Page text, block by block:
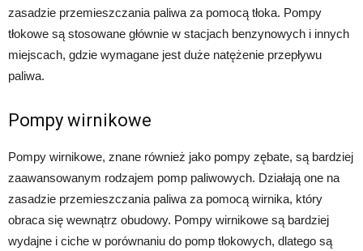
zasadzie przemieszczania paliwa za pomocą tłoka. Pompy
tłokowe są stosowane głównie w stacjach benzynowych i innych
miejscach, gdzie wymagane jest duże natężenie przepływu
paliwa.
Pompy wirnikowe
Pompy wirnikowe, znane również jako pompy zębate, są bardziej
zaawansowanym rodzajem pomp paliwowych. Działają one na
zasadzie przemieszczania paliwa za pomocą wirnika, który
obraca się wewnątrz obudowy. Pompy wirnikowe są bardziej
wydajne i ciche w porównaniu do pomp tłokowych, dlatego są